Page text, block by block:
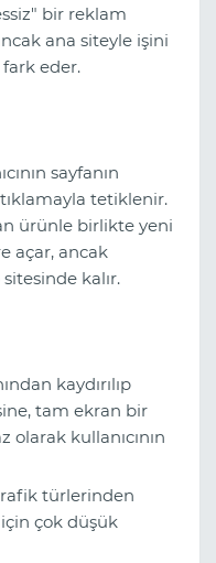
bir reklam
ana siteyle işini
eder.
sayfanın
tetiklenir.
ürünle birlikte yeni
açar, ancak
kalır.
kaydırılıp
tam ekran bir
olarak kullanıcının
türlerinden
çok düşük